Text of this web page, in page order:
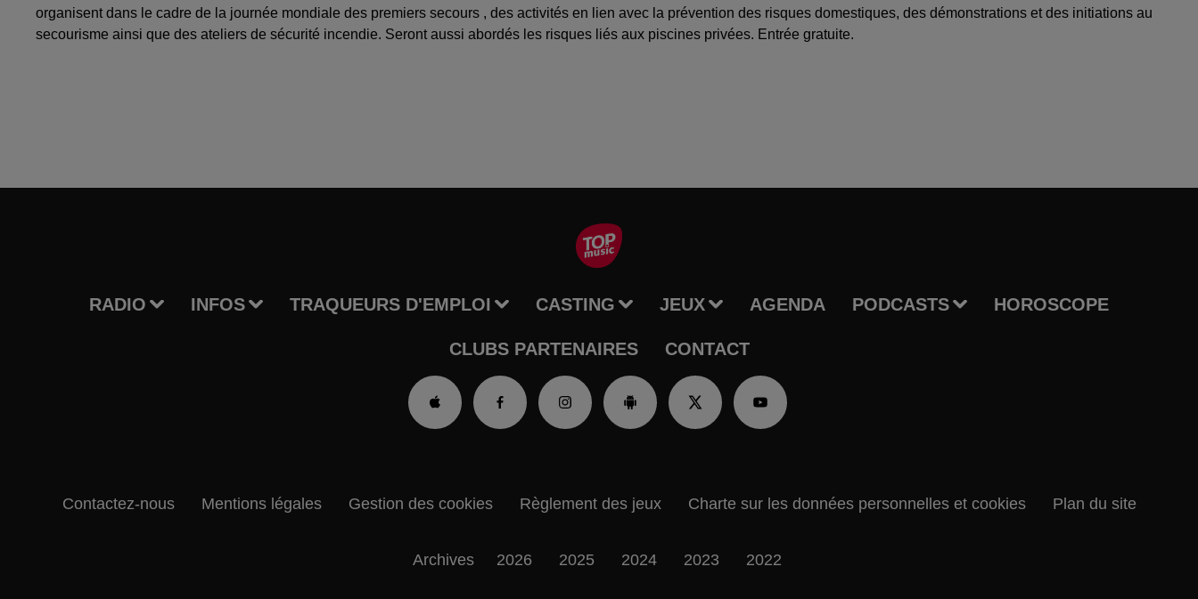
organisent dans le cadre de la journée mondiale des premiers secours , des activités en lien avec la prévention des risques domestiques, des démonstrations et des initiations au
secourisme ainsi que des ateliers de sécurité incendie. Seront aussi abordés les risques liés aux piscines privées. Entrée gratuite.
RADIO INFOS TRAQUEURS D'EMPLOI CASTING JEUX AGENDA PODCASTS HOROSCOPE
CLUBS PARTENAIRES CONTACT
Contactez-nous Mentions légales Gestion des cookies Règlement des jeux Charte sur les données personnelles et cookies Plan du site
Archives 2026 2025 2024 2023 2022